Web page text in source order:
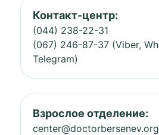
Контакт-центр:
(044) 238-22-31
(067) 246-87-37 (Viber,
Telegram)
Взрослое отделение:
center@doctorbersenev.org